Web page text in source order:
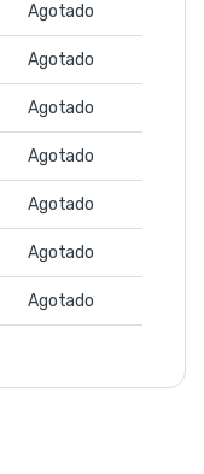
Agotado
Agotado
Agotado
Agotado
Agotado
Agotado
Agotado